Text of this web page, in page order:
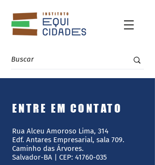
ENTRE EM CONTATO
Rua Alceu Amoroso Lima, 314
Edf. Antares Empresarial, sala 709.
Caminho das Árvores.
Salvador-BA | CEP: 41760-035